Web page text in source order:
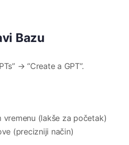
Bazu
→ “Create a GPT”.
vremenu (lakše za početak)
(precizniji način)